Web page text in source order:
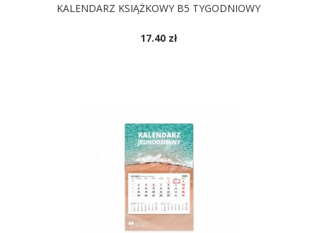
KALENDARZ KSIĄŻKOWY B5 TYGODNIOWY
17.40 zł